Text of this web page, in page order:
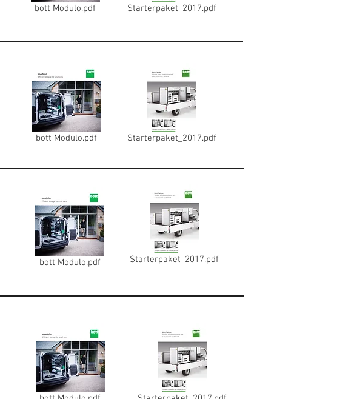
bott Modulo.pdf Starterpaket_2017.pdf
bott Modulo.pdf Starterpaket_2017.pdf
bott Modulo.pdf Starterpaket_2017.pdf